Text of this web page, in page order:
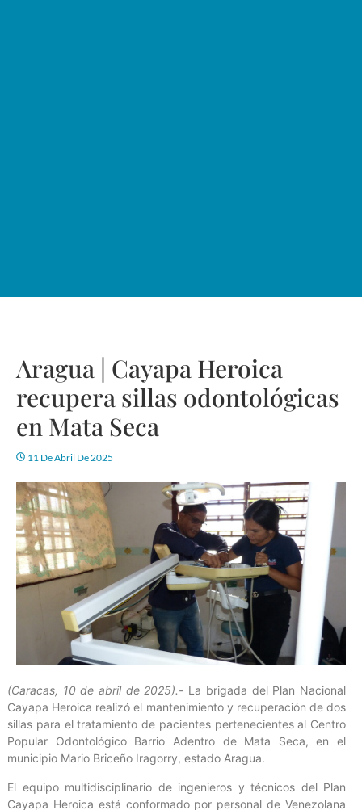
Aragua | Cayapa Heroica
recupera sillas odontológicas
en Mata Seca
11 De Abril De 2025
(Caracas, 10 de abril de 2025).- La brigada del Plan Nacional
Cayapa Heroica realizó el mantenimiento y recuperación de dos
sillas para el tratamiento de pacientes pertenecientes al Centro
Popular Odontológico Barrio Adentro de Mata Seca, en el
municipio Mario Briceño Iragorry, estado Aragua.
El equipo multidisciplinario de ingenieros y técnicos del Plan
Cayapa Heroica está conformado por personal de Venezolana